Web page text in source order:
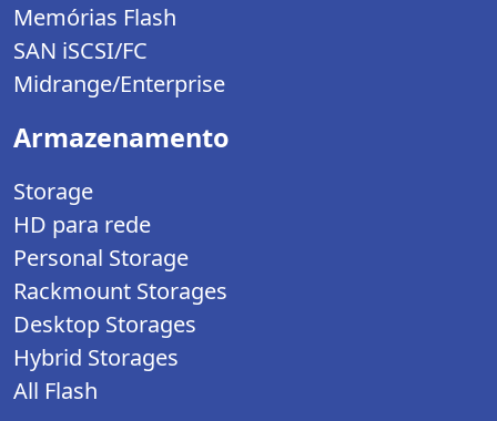
Memórias Flash
SAN iSCSI/FC
Midrange/Enterprise
Armazenamento
Storage
HD para rede
Personal Storage
Rackmount Storages
Desktop Storages
Hybrid Storages
All Flash